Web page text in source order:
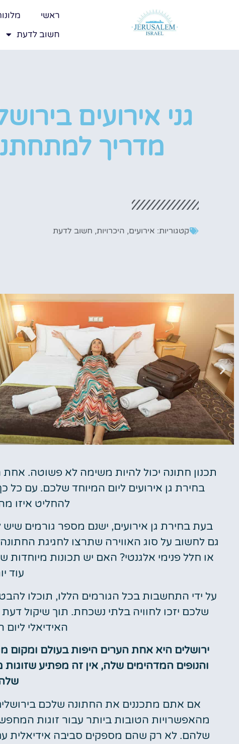
ראשי
חשוב לדעת
גני אירועים
מדריך
קטגוריות: אירועים, היכרויות, חשוב לדעת
מלונות
לחצו
פה!
תכנון חתונה יכול להיות משימה לא פשוטה.
בחירת גן אירועים ליום המיוחד שלכם. עם כל
להחליט איזו
בעת בחירת גן אירועים, ישנם מספר גורמים שיש
גם לחשוב על סוג האווירה שתרצו לחגיגת
או חלל פנימי אלגנטי? האם יש תכונות
עוד
על ידי התחשבות בכל הגורמים הללו, תוכלו
שלכם יזכו לחוויה בלתי נשכחת. תוך שיקול
האידיאלי
ירושלים היא אחת הערים היפות בעולם ומקום
והנופים המדהימים שלה, אין זה מפתיע
אם אתם מתכננים את החתונה שלכם
מהאפשרויות הטובות ביותר עבור זוגות
שלהם. לא רק שהם מספקים סביבה אידיאלית